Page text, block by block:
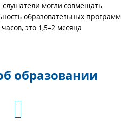
могли совмещать
образовательных программ
это 1,5–2 месяца
образовании